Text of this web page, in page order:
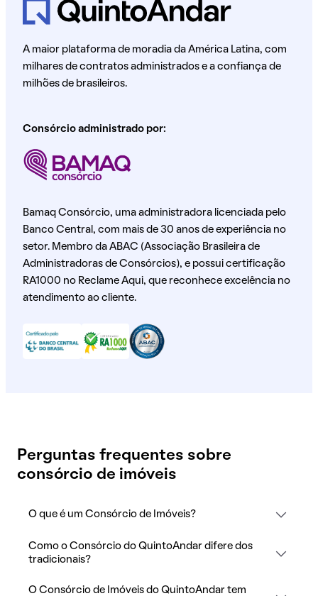
A maior plataforma de moradia da América Latina, com
milhares de contratos administrados e a confiança de
milhões de brasileiros.
Consórcio administrado por:
Bamaq Consórcio, uma administradora licenciada pelo
Banco Central, com mais de 30 anos de experiência no
setor. Membro da ABAC (Associação Brasileira de
Administradoras de Consórcios), e possui certificação
RA1000 no Reclame Aqui, que reconhece excelência no
atendimento ao cliente.
Perguntas frequentes sobre
consórcio de imóveis
O que é um Consórcio de Imóveis?
Como o Consórcio do QuintoAndar difere dos
tradicionais?
O Consórcio de Imóveis do QuintoAndar tem